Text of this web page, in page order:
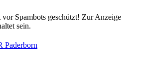
Spambots geschützt! Zur Anzeige
sein.